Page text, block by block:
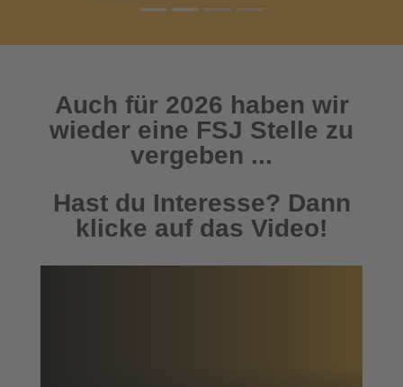
Auch für 2026 haben wir
wieder eine FSJ Stelle zu
vergeben ...
Hast du Interesse? Dann
klicke auf das Video!